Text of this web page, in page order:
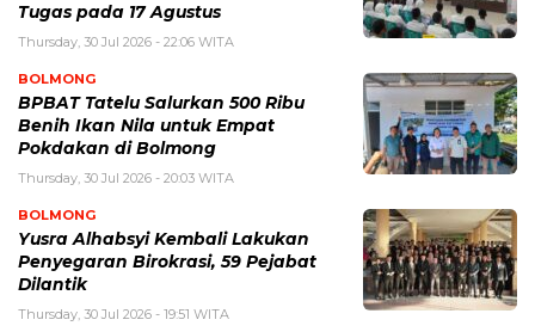
Tugas pada 17 Agustus
Thursday, 30 Jul 2026 - 22:06 WITA
BOLMONG
BPBAT Tatelu Salurkan 500 Ribu
Benih Ikan Nila untuk Empat
Pokdakan di Bolmong
Thursday, 30 Jul 2026 - 20:03 WITA
BOLMONG
Yusra Alhabsyi Kembali Lakukan
Penyegaran Birokrasi, 59 Pejabat
Dilantik
Thursday, 30 Jul 2026 - 19:51 WITA